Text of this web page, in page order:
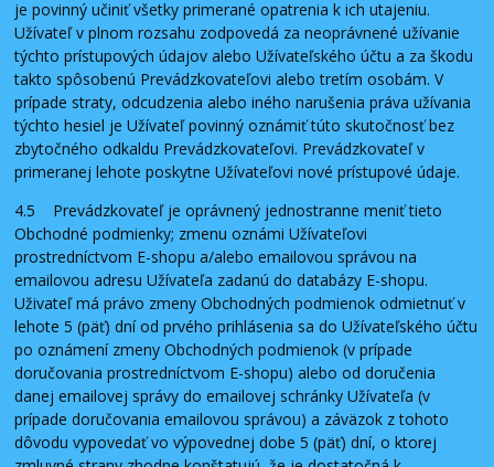
je povinný učiniť všetky primerané opatrenia k ich utajeniu.
Užívateľ v plnom rozsahu zodpovedá za neoprávnené užívanie
týchto prístupových údajov alebo Užívateľského účtu a za škodu
takto spôsobenú Prevádzkovateľovi alebo tretím osobám. V
prípade straty, odcudzenia alebo iného narušenia práva užívania
týchto hesiel je Užívateľ povinný oznámiť túto skutočnosť bez
zbytočného odkaldu Prevádzkovateľovi. Prevádzkovateľ v
primeranej lehote poskytne Užívateľovi nové prístupové údaje.
4.5 Prevádzkovateľ je oprávnený jednostranne meniť tieto
Obchodné podmienky; zmenu oznámi Užívateľovi
prostredníctvom E-shopu a/alebo emailovou správou na
emailovou adresu Užívateľa zadanú do databázy E-shopu.
Uživateľ má právo zmeny Obchodných podmienok odmietnuť v
lehote 5 (päť) dní od prvého prihlásenia sa do Užívateľského účtu
po oznámení zmeny Obchodných podmienok (v prípade
doručovania prostredníctvom E-shopu) alebo od doručenia
danej emailovej správy do emailovej schránky Užívateľa (v
prípade doručovania emailovou správou) a záväzok z tohoto
dôvodu vypovedať vo výpovednej dobe 5 (päť) dní, o ktorej